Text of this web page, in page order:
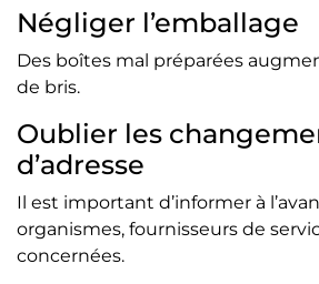
Négliger l’emballage
Des boîtes mal préparées
de bris.
Oublier les
d’adresse
Il est important d’informer à
organismes, fournisseurs de
concernées.